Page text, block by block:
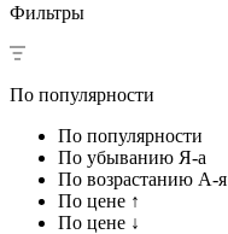
Фильтры
По популярности
По популярности
По убыванию Я-а
По возрастанию А-я
По цене ↑
По цене ↓